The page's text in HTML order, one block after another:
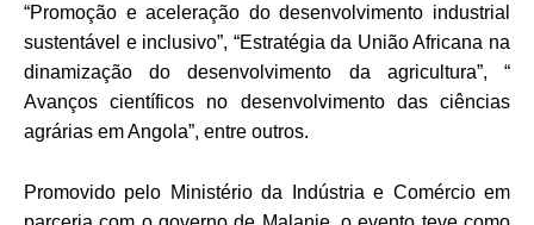
“Promoção e aceleração do desenvolvimento industrial
sustentável e inclusivo”, “Estratégia da União Africana na
dinamização do desenvolvimento da agricultura”, “
Avanços científicos no desenvolvimento das ciências
agrárias em Angola”, entre outros.
Promovido pelo Ministério da Indústria e Comércio em